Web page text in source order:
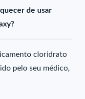
de usar
cloridrato
pelo seu médico,